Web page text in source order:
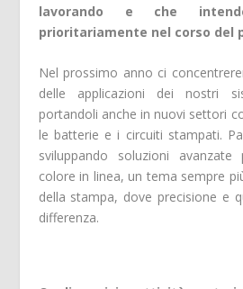
lavorando e che
prioritariamente nel corso del
Nel prossimo anno ci
delle applicazioni dei nostri
portandoli anche in nuovi settori
le batterie e i circuiti stampati.
sviluppando soluzioni
colore in linea, un tema sempre
della stampa, dove precisione e
differenza.